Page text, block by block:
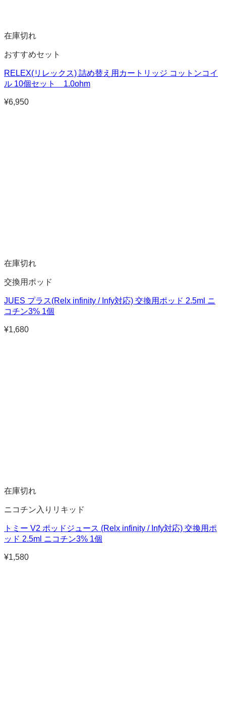
在庫切れ
おすすめセット
RELEX(リレックス) 詰め替え用カートリッジ コットンコイ
ル 10個セット 1.0ohm
¥6,950
在庫切れ
交換用ポッド
JUES プラス(Relx infinity / Infy対応) 交換用ポッド 2.5ml ニ
コチン3% 1個
¥1,680
在庫切れ
ニコチン入りリキッド
トミー V2 ポッドジュース (Relx infinity / Infy対応) 交換用ポ
ッド 2.5ml ニコチン3% 1個
¥1,580